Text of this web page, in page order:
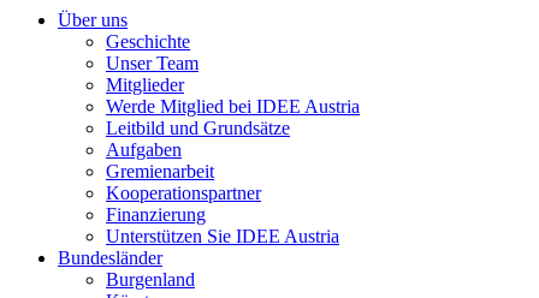
Über uns
Geschichte
Unser Team
Mitglieder
Werde Mitglied bei IDEE Austria
Leitbild und Grundsätze
Aufgaben
Gremienarbeit
Kooperationspartner
Finanzierung
Unterstützen Sie IDEE Austria
Bundesländer
Burgenland